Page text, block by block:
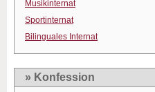
Musikinternat
Sportinternat
Bilinguales Internat
» Konfession